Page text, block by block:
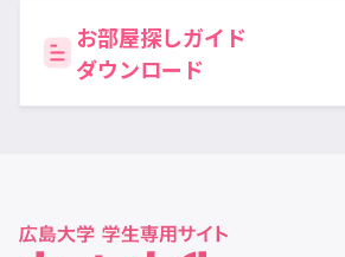
お部屋探しガイド
ダウンロード